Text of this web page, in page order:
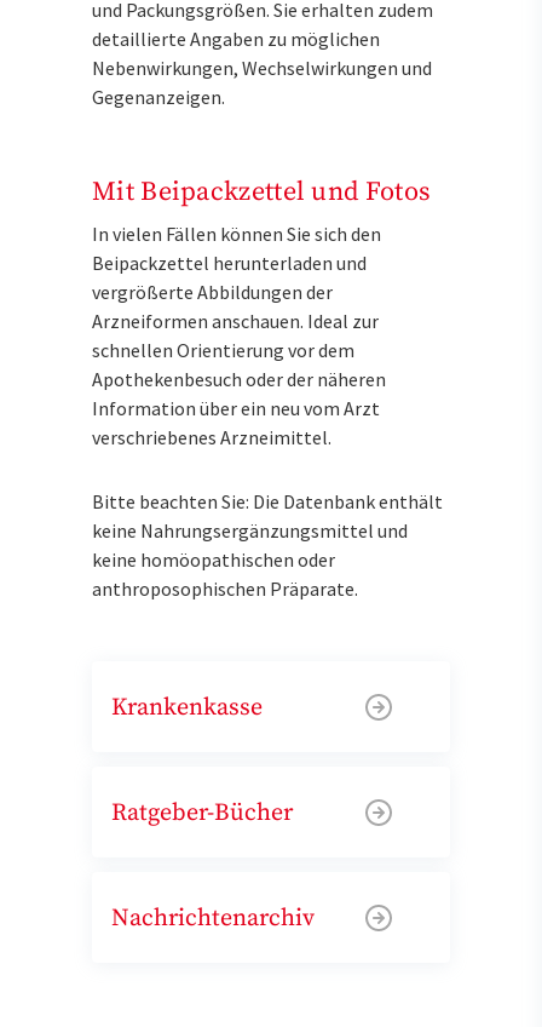
und Packungsgrößen. Sie erhalten zudem
detaillierte Angaben zu möglichen
Nebenwirkungen, Wechselwirkungen und
Gegenanzeigen.
Mit Beipackzettel und Fotos
In vielen Fällen können Sie sich den
Beipackzettel herunterladen und
vergrößerte Abbildungen der
Arzneiformen anschauen. Ideal zur
schnellen Orientierung vor dem
Apothekenbesuch oder der näheren
Information über ein neu vom Arzt
verschriebenes Arzneimittel.
Bitte beachten Sie: Die Datenbank enthält
keine Nahrungsergänzungsmittel und
keine homöopathischen oder
anthroposophischen Präparate.
Krankenkasse
Ratgeber-Bücher
Nachrichtenarchiv